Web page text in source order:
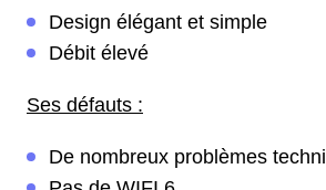
Design élégant et simple
Débit élevé
Ses défauts :
De nombreux problèmes